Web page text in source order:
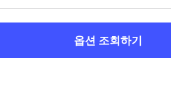
옵션 조회하기